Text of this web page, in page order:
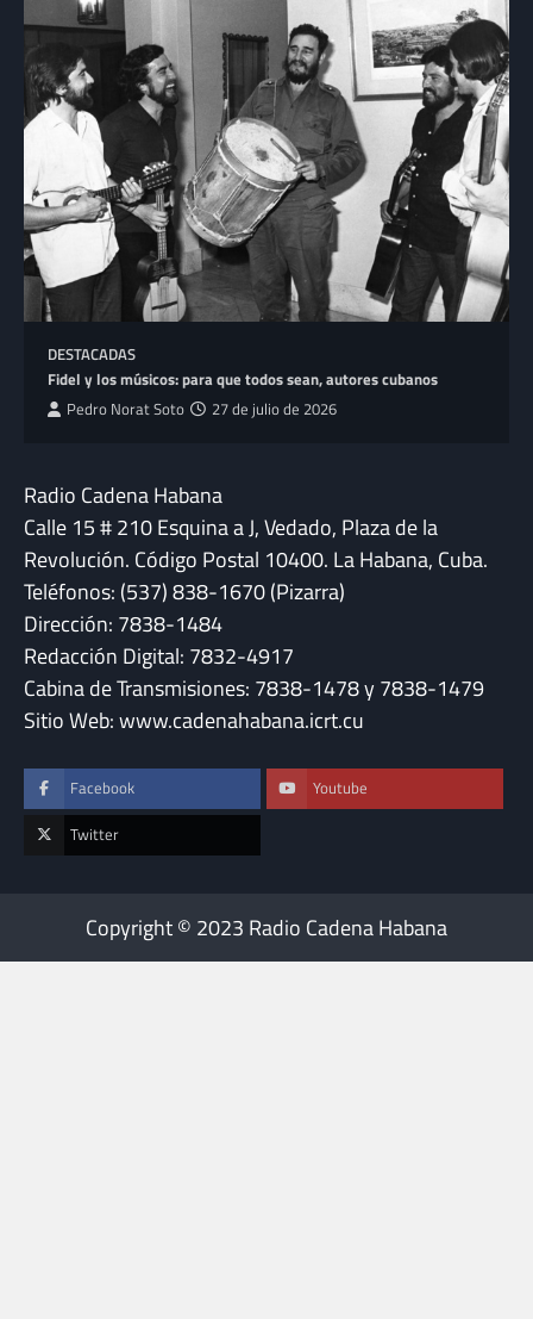
DESTACADAS
Fidel y los músicos: para que todos sean, autores cubanos
Pedro Norat Soto 27 de julio de 2026
Radio Cadena Habana
Calle 15 # 210 Esquina a J, Vedado, Plaza de la
Revolución. Código Postal 10400. La Habana, Cuba.
Teléfonos: (537) 838-1670 (Pizarra)
Dirección: 7838-1484
Redacción Digital: 7832-4917
Cabina de Transmisiones: 7838-1478 y 7838-1479
Sitio Web: www.cadenahabana.icrt.cu
Facebook Youtube
Twitter